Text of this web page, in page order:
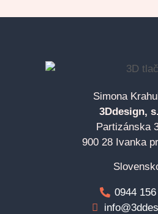
Simona
3Ddesign,
Partizánska
900 28 Ivanka
0944